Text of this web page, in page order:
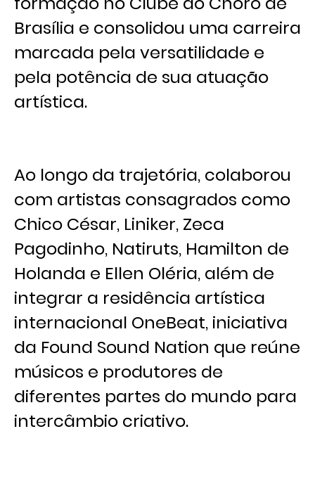
Brasília e consolidou uma carreira
marcada pela versatilidade e
pela potência de sua atuação
artística.
Ao longo da trajetória, colaborou
com artistas consagrados como
Chico César, Liniker, Zeca
Pagodinho, Natiruts, Hamilton de
Holanda e Ellen Oléria, além de
integrar a residência artística
internacional OneBeat, iniciativa
da Found Sound Nation que reúne
músicos e produtores de
diferentes partes do mundo para
intercâmbio criativo.